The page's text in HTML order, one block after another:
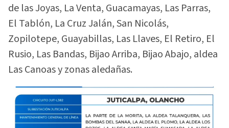
de las Joyas, La Venta, Guacamayas, Las Parras,
El Tablón, La Cruz Jalán, San Nicolás,
Zopilotepe, Guayabillas, Las Llaves, El Retiro, El
Rusio, Las Bandas, Bijao Arriba, Bijao Abajo, aldea
Las Canoas y zonas aledañas.